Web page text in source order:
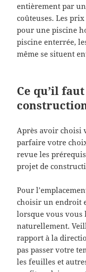
entièrement par
coûteuses. Les
pour une piscine
piscine enterrée,
même se situent
Ce qu’il
Après avoir choisi
parfaire votre
revue les
projet de
Pour
choisir un endroit
lorsque vous vous
naturellement.
rapport à la
pas passer votre
les feuilles et